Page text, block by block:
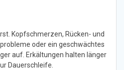
Kopfschmerzen, Rücken- und
oder ein geschwächtes
auf. Erkältungen halten länger
Dauerschleife.